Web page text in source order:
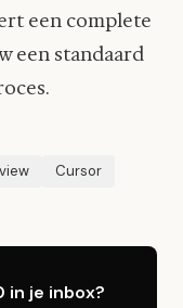
een complete
een standaard
Cursor
in je inbox?